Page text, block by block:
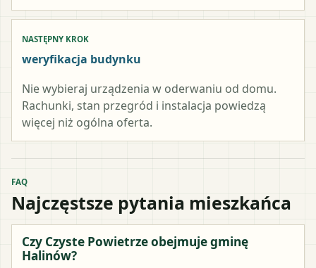
NASTĘPNY KROK
weryfikacja budynku
Nie wybieraj urządzenia w oderwaniu od domu.
Rachunki, stan przegród i instalacja powiedzą
więcej niż ogólna oferta.
FAQ
Najczęstsze pytania mieszkańca
Czy Czyste Powietrze obejmuje gminę
Halinów?